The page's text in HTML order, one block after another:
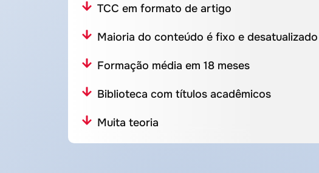
TCC em formato de artigo
Maioria do conteúdo é fixo e desatualizado
Formação média em 18 meses
Biblioteca com títulos acadêmicos
Muita teoria